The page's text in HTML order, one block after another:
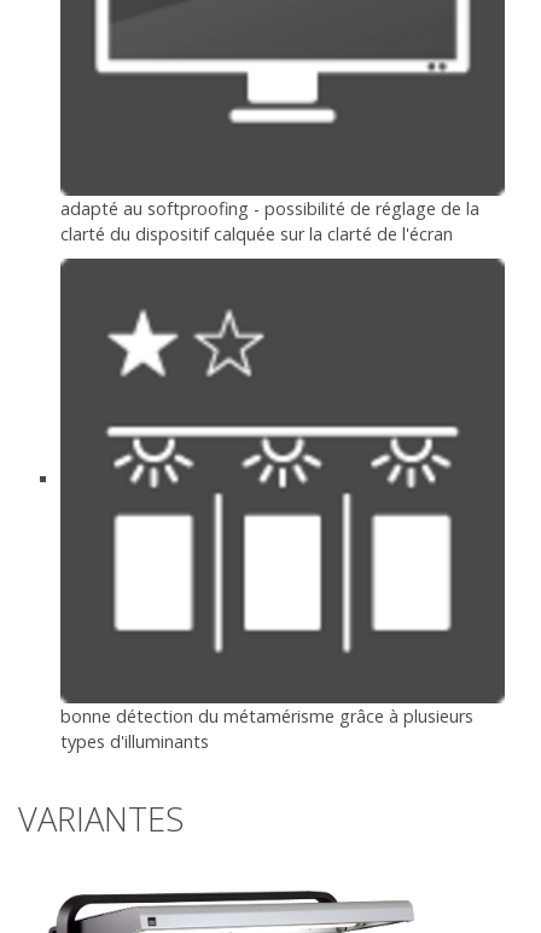
adapté au softproofing - possibilité de réglage de la
clarté du dispositif calquée sur la clarté de l'écran
bonne détection du métamérisme grâce à plusieurs
types d'illuminants
VARIANTES